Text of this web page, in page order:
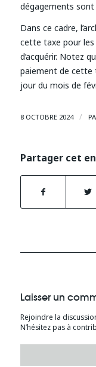
dégagements
Dans ce cadre,
cette taxe pour les
d’acquérir. Notez
paiement de cette
jour du mois de
8 OCTOBRE 2024 /
Partager cet
Laisser un
Rejoindre la
N’hésitez pas à